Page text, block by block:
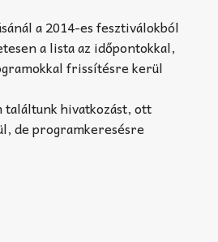
a 2014-es fesztiválokból
a lista az időpontokkal,
frissítésre kerül
hivatkozást, ott
de programkeresésre